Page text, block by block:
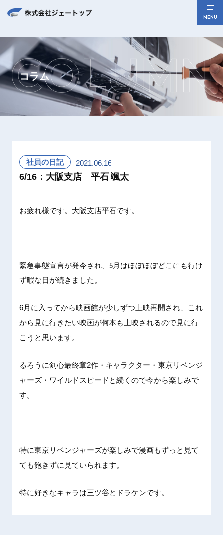
MENU
コラム
社員の日記 2021.06.16
6/16：大阪支店 平石 颯太
お疲れ様です。大阪支店平石です。
緊急事態宣言が発令され、5月はほぼほぼどこにも行け
ず暇な日が続きました。
6月に入ってから映画館が少しずつ上映再開され、これ
から見に行きたい映画が何本も上映されるので見に行
こうと思います。
るろうに剣心最終章2作・キャラクター・東京リベンジ
ャーズ・ワイルドスピードと続くので今から楽しみで
す。
特に東京リベンジャーズが楽しみで漫画もずっと見て
ても飽きずに見ていられます。
特に好きなキャラは三ツ谷とドラケンです。